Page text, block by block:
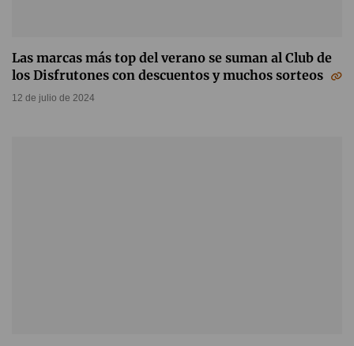
Las marcas más top del verano se suman al Club de
los Disfrutones con descuentos y muchos sorteos
12 de julio de 2024